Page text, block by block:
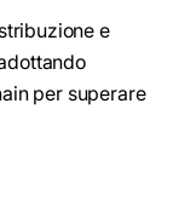
e
per superare